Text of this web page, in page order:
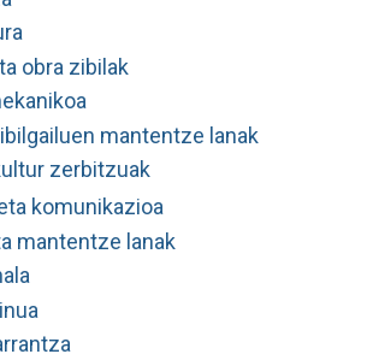
obra zibilak
mantentze lanak
zerbitzuak
komunikazioa
mantentze lanak